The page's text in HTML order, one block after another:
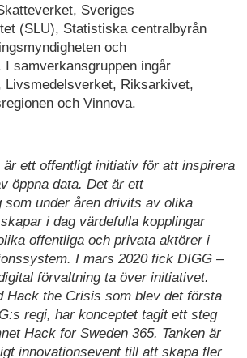
Sveriges
(SLU), Statistiska centralbyrån
och
I samverkansgruppen ingår
Livsmedelsverket, Riksarkivet,
och Vinnova.
är ett offentligt initiativ för att inspirera
öppna data. Det är ett
som under åren drivits av olika
i dag värdefulla kopplingar
offentliga och privata aktörer i
I mars 2020 fick DIGG –
förvaltning ta över initiativet.
Hack the Crisis som blev det första
regi, har konceptet tagit ett steg
Hack for Sweden 365. Tanken är
innovationsevent till att skapa fler